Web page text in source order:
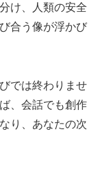
け、人類の安全
合う像が浮かび
では終わりませ
、会話でも創作
り、あなたの次